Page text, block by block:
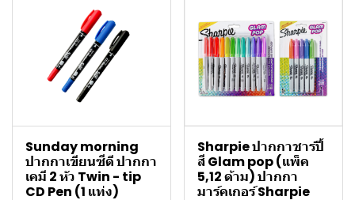
Sunday morning
ปากกาเขียนซีดี ปากกา
เคมี 2 หัว Twin - tip
CD Pen (1 แท่ง)
Sharpie ปากกาชาร์ปี้
สี Glam pop (แพ็ค
5,12 ด้าม) ปากกา
มาร์คเกอร์ Sharpie